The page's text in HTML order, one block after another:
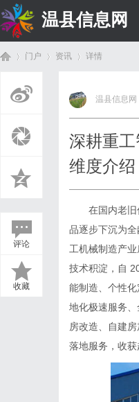
温县信息网
门户 资讯
›
详情
评论
收藏
温县信息网
深耕重
维度介绍
在国内老旧住
品逐步下沉为
工机械制造产
技术积淀，自
能制造、个性
地化极速服务
房改造、自建
落地服务，收